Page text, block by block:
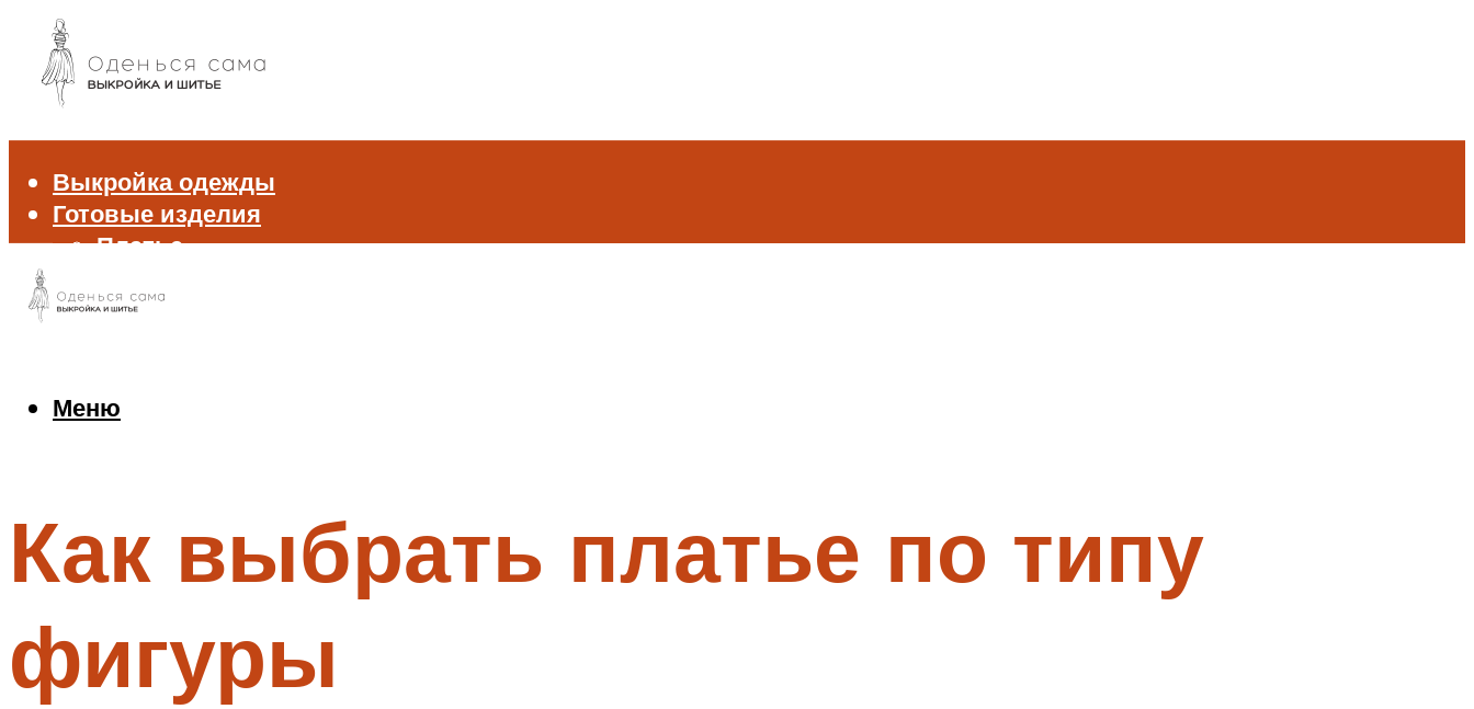
Выкройка одежды
Готовые изделия
Платье
Блуза и рубашка
Джемпер и свитер
Меню
Меню
Как выбрать платье по типу
фигуры